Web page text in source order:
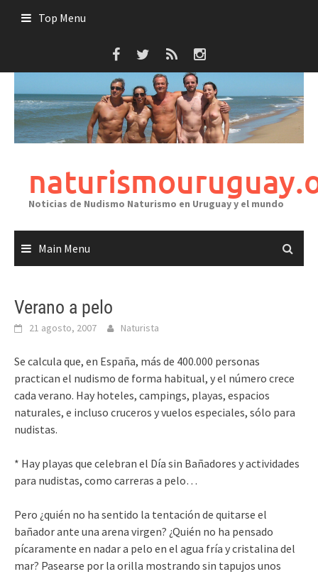
Top Menu
Noticias de Nudismo Naturismo en Uruguay y el mundo
Main Menu
Verano a pelo
21 agosto, 2007 Naturista
Se calcula que, en España, más de 400.000 personas
practican el nudismo de forma habitual, y el número crece
cada verano. Hay hoteles, campings, playas, espacios
naturales, e incluso cruceros y vuelos especiales, sólo para
nudistas.
* Hay playas que celebran el Día sin Bañadores y actividades
para nudistas, como carreras a pelo…
Pero ¿quién no ha sentido la tentación de quitarse el
bañador ante una arena virgen? ¿Quién no ha pensado
pícaramente en nadar a pelo en el agua fría y cristalina del
mar? Pasearse por la orilla mostrando sin tapujos unos